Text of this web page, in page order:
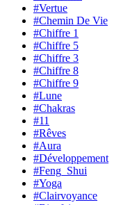
#Vertue
#Chemin De Vie
#Chiffre 1
#Chiffre 5
#Chiffre 3
#Chiffre 8
#Chiffre 9
#Lune
#Chakras
#11
#Rêves
#Aura
#Développement
#Feng_Shui
#Yoga
#Clairvoyance